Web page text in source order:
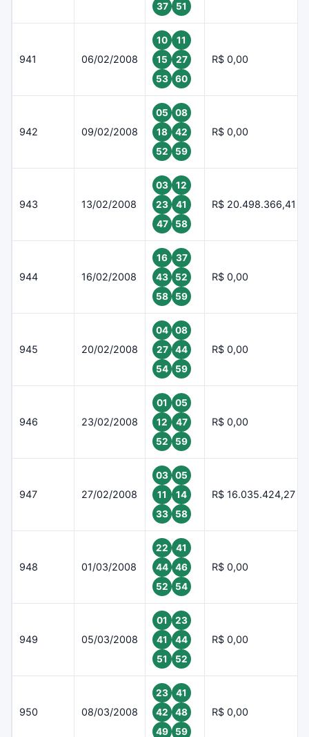
37
51
941 06/02/2008
10
11
15
27
53
60
R$ 0,00
942 09/02/2008
05
08
18
42
52
59
R$ 0,00
943 13/02/2008
03
12
23
41
47
58
R$ 20.498.366,41
944 16/02/2008
16
37
43
52
58
59
R$ 0,00
945 20/02/2008
04
08
27
44
54
59
R$ 0,00
946 23/02/2008
01
05
12
47
52
59
R$ 0,00
947 27/02/2008
03
05
11
14
33
58
R$ 16.035.424,27
948 01/03/2008
22
41
44
46
52
54
R$ 0,00
949 05/03/2008
01
23
41
44
51
52
R$ 0,00
950 08/03/2008
23
41
42
48
49
59
R$ 0,00